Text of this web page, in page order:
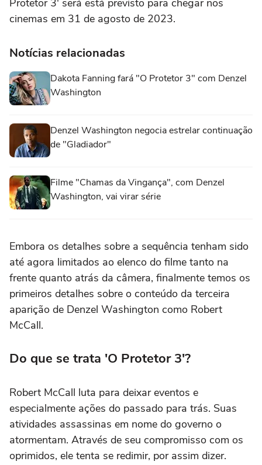
cinemas em 31 de agosto de 2023.
Notícias relacionadas
Dakota Fanning fará "O Protetor 3" com Denzel
Washington
Denzel Washington negocia estrelar continuação
de "Gladiador"
Filme "Chamas da Vingança", com Denzel
Washington, vai virar série
Embora os detalhes sobre a sequência tenham sido
até agora limitados ao elenco do filme tanto na
frente quanto atrás da câmera, finalmente temos os
primeiros detalhes sobre o conteúdo da terceira
aparição de Denzel Washington como Robert
McCall.
Do que se trata 'O Protetor 3'?
Robert McCall luta para deixar eventos e
especialmente ações do passado para trás. Suas
atividades assassinas em nome do governo o
atormentam. Através de seu compromisso com os
oprimidos, ele tenta se redimir, por assim dizer.